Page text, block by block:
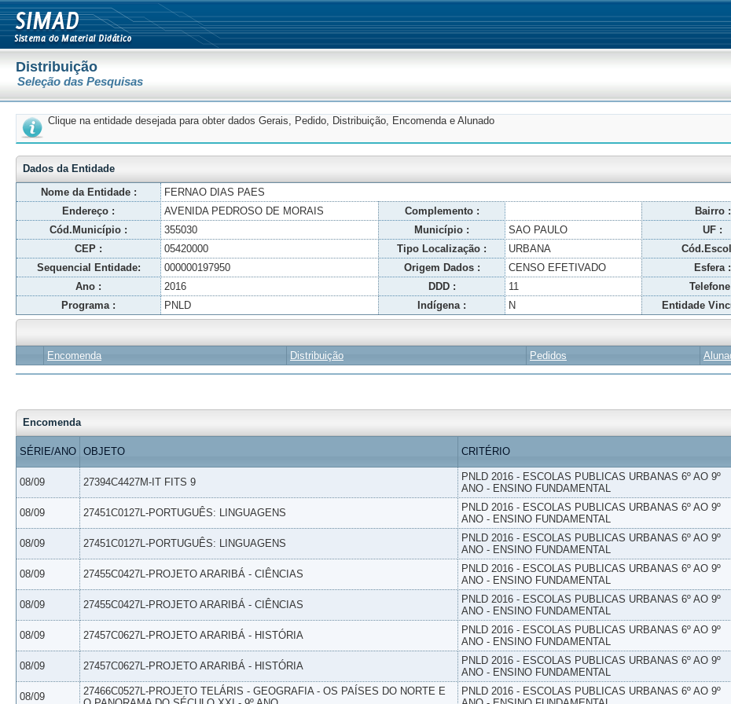
Distribuição
Seleção das Pesquisas
Clique na entidade desejada para obter dados Gerais, Pedido, Distribuição, Encomenda e Alunado
Dados da Entidade
Nome da Entidade :
FERNAO DIAS PAES
Endereço :
AVENIDA PEDROSO DE MORAIS Complemento : Bairro :
Cód.Município :
355030 Município : SAO PAULO UF :
CEP :
05420000 Tipo Localização : URBANA
Sequencial Entidade:
000000197950 Origem Dados : CENSO EFETIVADO Esfera :
Ano :
2016 DDD : 11
Programa :
PNLD Indígena : N Entidade
Encomenda Distribuição Pedidos
Encomenda
SÉRIE/ANO OBJETO CRITÉRIO
08/09 27394C4427M-IT FITS 9
PNLD 2016 - ESCOLAS PUBLICAS URBANAS 6º AO 9º
ANO - ENSINO FUNDAMENTAL
08/09 27451C0127L-PORTUGUÊS: LINGUAGENS
PNLD 2016 - ESCOLAS PUBLICAS URBANAS 6º AO 9º
ANO - ENSINO FUNDAMENTAL
08/09 27451C0127L-PORTUGUÊS: LINGUAGENS
PNLD 2016 - ESCOLAS PUBLICAS URBANAS 6º AO 9º
ANO - ENSINO FUNDAMENTAL
08/09 27455C0427L-PROJETO ARARIBÁ - CIÊNCIAS
PNLD 2016 - ESCOLAS PUBLICAS URBANAS 6º AO 9º
ANO - ENSINO FUNDAMENTAL
08/09 27455C0427L-PROJETO ARARIBÁ - CIÊNCIAS
PNLD 2016 - ESCOLAS PUBLICAS URBANAS 6º AO 9º
ANO - ENSINO FUNDAMENTAL
08/09 27457C0627L-PROJETO ARARIBÁ - HISTÓRIA
PNLD 2016 - ESCOLAS PUBLICAS URBANAS 6º AO 9º
ANO - ENSINO FUNDAMENTAL
08/09 27457C0627L-PROJETO ARARIBÁ - HISTÓRIA
PNLD 2016 - ESCOLAS PUBLICAS URBANAS 6º AO 9º
ANO - ENSINO FUNDAMENTAL
08/09
27466C0527L-PROJETO TELÁRIS - GEOGRAFIA - OS PAÍSES DO NORTE E
PNLD 2016 - ESCOLAS PUBLICAS URBANAS 6º AO 9º